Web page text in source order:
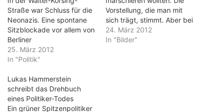
Straße war Schluss für die
Neonazis. Eine spontane
Sitzblockade vor allem von
Berliner
Gegendemonstranten
stoppte sie. Da im weiteren
Sitzblockade war,
verhandelte die Polizei mit
den Neonazis, um diese
zur Umkehr zu bewegen.
25. März 2012
In "Politik"
Vorstellung, die man mit
sich trägt, stimmt. Aber bei
weitem nicht bei allen. Es
gibt diese Glatzen, die man
24. März 2012
In "Bilder"
Lukas Hammerstein
schreibt das Drehbuch
eines Politiker-Todes
Ein grüner Spitzenpolitiker